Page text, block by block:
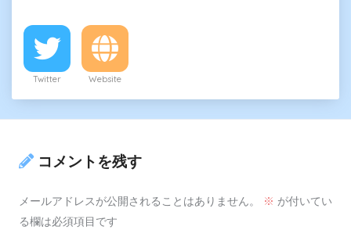
Twitter Website
コメントを残す
メールアドレスが公開されることはありません。 ※ が付いてい
る欄は必須項目です